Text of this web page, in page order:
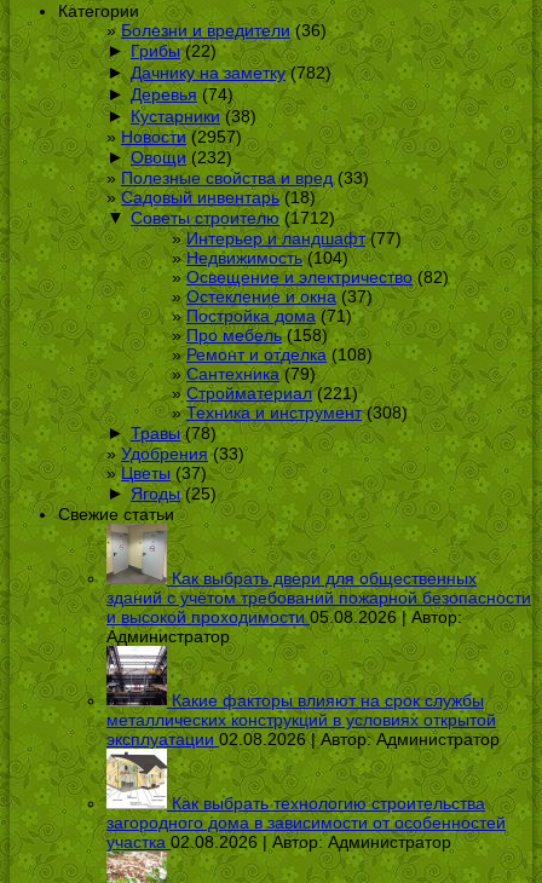
Категории
Болезни и вредители(36)
► Грибы(22)
► Дачнику на заметку(782)
► Деревья (74)
► Кустарники(38)
Новости(2957)
► Овощи(232)
Полезные свойства и вред(33)
Садовый инвентарь(18)
▼ Советы строителю(1712)
Интерьер и ландшафт(77)
Недвижимость(104)
Освещение и электричество(82)
Остекление и окна (37)
Постройка дома(71)
Про мебель (158)
Ремонт и отделка(108)
Сантехника(79)
Стройматериал(221)
Техника и инструмент(308)
► Травы(78)
Удобрения(33)
Цветы (37)
► Ягоды(25)
Свежие статьи
Как выбрать двери для общественных
зданий с учётом требований пожарной безопасности
и высокой проходимости 05.08.2026 | Автор:
Администратор
Какие факторы влияют на срок службы
металлических конструкций в условиях открытой
эксплуатации 02.08.2026 | Автор:Администратор
Как выбрать технологию строительства
загородного дома в зависимости от особенностей
участка 02.08.2026 | Автор:Администратор